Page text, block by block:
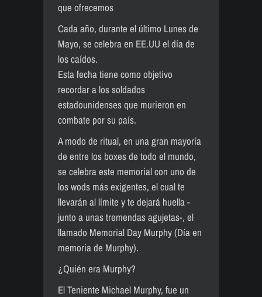
que ofrecemos
Cada año, durante el último Lunes de
Mayo, se celebra en EE.UU el día de
los caídos.
Esta fecha tiene como objetivo
recordar a los soldados
estadounidenses que murieron en
combate por su país.
A modo de ritual, en una gran mayoría
de entre los boxes de todo el mundo,
se celebra este memorial con uno de
los wods más exigentes, el cual te
llevarán al límite y te dejará huella -
junto a unas tremendas agujetas-, el
llamado Memorial Day Murphy (Día en
memoria de Murphy).
¿Quién era Murphy?
El Teniente Michael Murphy, fue un